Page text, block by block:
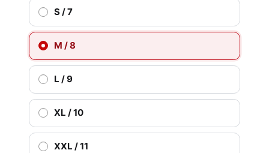
S / 7
M / 8
L / 9
XL / 10
XXL / 11